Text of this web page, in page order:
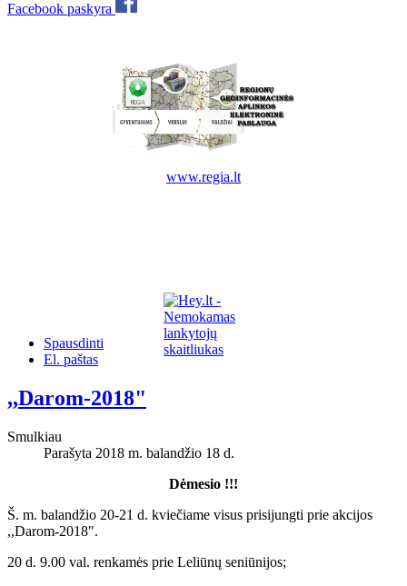
Facebook paskyra
www.regia.lt
Spausdinti
El. paštas
,,Darom-2018"
Smulkiau
Parašyta 2018 m. balandžio 18 d.
Dėmesio !!!
Š. m. balandžio 20-21 d. kviečiame visus prisijungti prie akcijos
,,Darom-2018".
20 d. 9.00 val. renkamės prie Leliūnų seniūnijos;